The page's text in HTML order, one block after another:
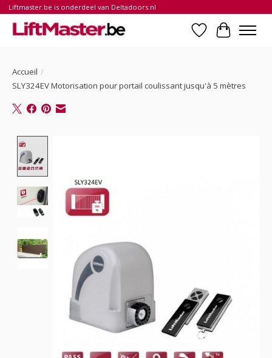
Liftmaster.be is onderdeel van Deltadoors.nl
Liste dePanier
Accueil /
SLY324EV Motorisation pour portail coulissant jusqu'à 5 mètres